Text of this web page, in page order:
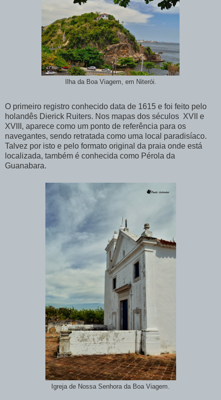
Ilha da Boa Viagem, em Niterói.
O primeiro registro conhecido data de 1615 e foi feito pelo
holandês Dierick Ruiters. Nos mapas dos séculos XVII e
XVIII, aparece como um ponto de referência para os
navegantes, sendo retratada como uma local paradisíaco.
Talvez por isto e pelo formato original da praia onde está
localizada, também é conhecida como Pérola da
Guanabara.
Igreja de Nossa Senhora da Boa Viagem.